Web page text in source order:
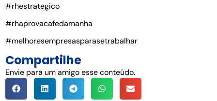
#rhestrategico
#rhaprovacafedamanha
#melhoresempresasparasetrabalhar
Compartilhe
Envie para um amigo esse conteúdo.